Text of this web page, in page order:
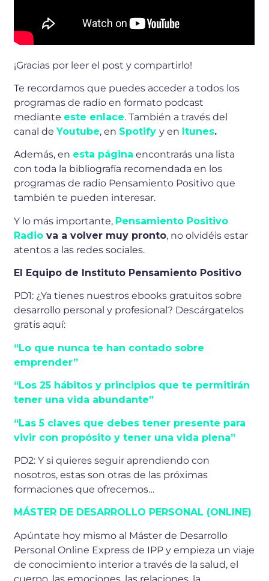
¡Gracias por leer el post y compartirlo!
Te recordamos que puedes acceder a todos los
programas de radio en formato podcast
mediante este enlace. También a través del
canal deYoutube, en Spotifyy en Itunes.
Además, en esta página encontrarás una lista
con toda la bibliografía recomendada en los
programas de radio Pensamiento Positivo que
también te pueden interesar.
Y lo más importante, Pensamiento Positivo
Radio va a volver muy pronto, no olvidéis estar
atentos a las redes sociales.
El Equipo de Instituto Pensamiento Positivo
PD1: ¿Ya tienes nuestros ebooks gratuitos sobre
desarrollo personal y profesional? Descárgatelos
gratis aquí:
“Lo que nunca te han contado sobre
emprender”
“Los 25 hábitos y principios que te permitirán
tener una vida abundante”
“Las 5 claves que debes tener presente para
vivir con propósito y tener una vida plena”
PD2: Y si quieres seguir aprendiendo con
nosotros, estas son otras de las próximas
formaciones que ofrecemos…
MÁSTER DE DESARROLLO PERSONAL (ONLINE)
Apúntate hoy mismo al Máster de Desarrollo
Personal Online Express de IPP y empieza un viaje
de conocimiento interior a través de la salud, el